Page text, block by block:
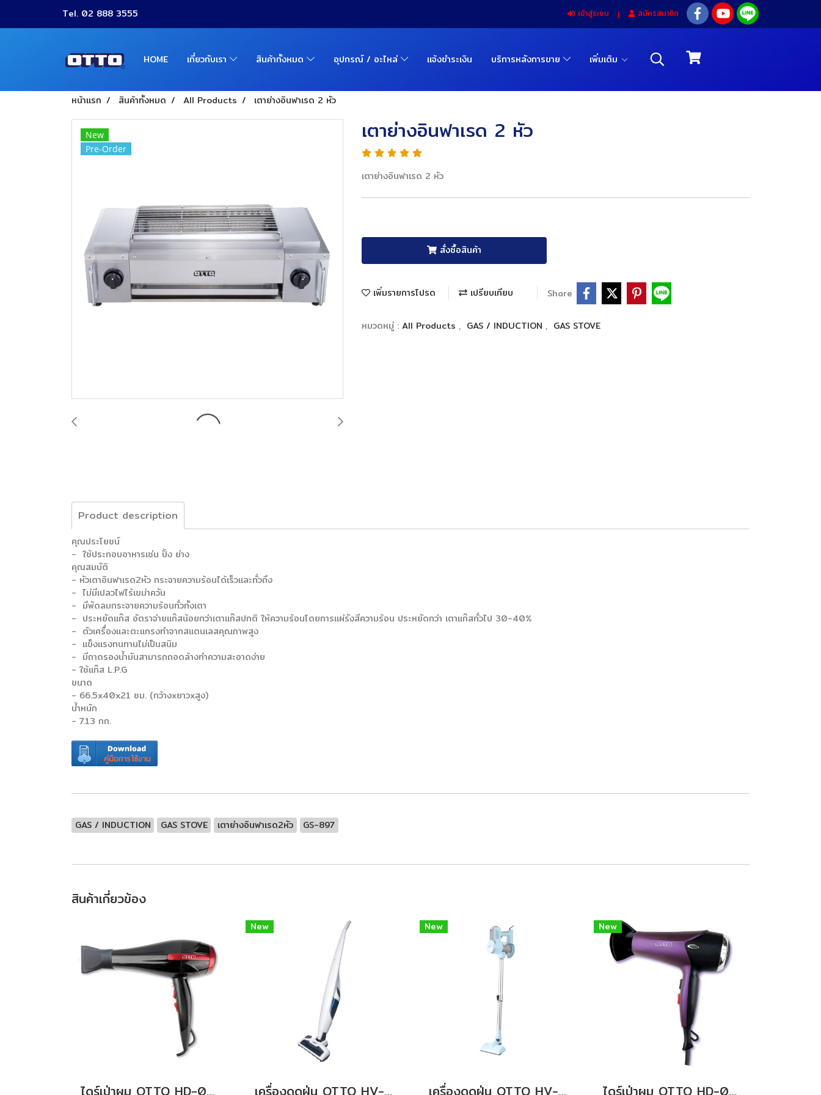
Tel. 02 888 3555 เข้าสู่ระบบ สมัครสมาชิก
HOME เกี่ยวกับเรา สินค้าทั้งหมด อุปกรณ์ / อะไหล่ แจ้งชำระเงิน บริการหลังการขาย เพิ่มเติม
หน้าแรก สินค้าทั้งหมด All Products เตาย่างอินฟาเรด 2 หัว
New
Pre-Order
เตาย่างอินฟาเรด 2 หัว
เตาย่างอินฟาเรด 2 หัว
สั่งซื้อสินค้า
เพิ่มรายการโปรด เปรียบเทียบ Share
หมวดหมู่ : All Products , GAS / INDUCTION , GAS STOVE
Product description
คุณประโยชน์
- ใช้ประกอบอาหารเช่น ปิ้ง ย่าง
คุณสมบัติ
- หัวเตาอินฟาเรด2หัว กระจายความร้อนได้เร็วและทั่วถึง
- ไม่มีเปลวไฟไร้เขม่าควัน
- มีพัดลมกระจายความร้อนทั่วทั้งเตา
- ประหยัดแก๊ส อัตราจ่ายแก๊สน้อยกว่าเตาแก๊สปกติ ให้ความร้อนโดยการแผ่รังสีความร้อน ประหยัดกว่า เตาแก๊สทั่วไป 30-40%
- ตัวเครื่องและตะแกรงทำจากสแตนเลสคุณภาพสูง
- แข็งแรงทนทานไม่เป็นสนิม
- มีถาดรองน้ำมันสามารถถอดล้างทำความสะอาดง่าย
- ใช้แก๊ส L.P.G
ขนาด
- 66.5x40x21 ซม. (กว้างxยาวxสูง)
น้ำหนัก
- 7.13 กก.
GAS / INDUCTION GAS STOVE เตาย่างอินฟาเรด2หัว GS-897
สินค้าเกี่ยวข้อง
New New New